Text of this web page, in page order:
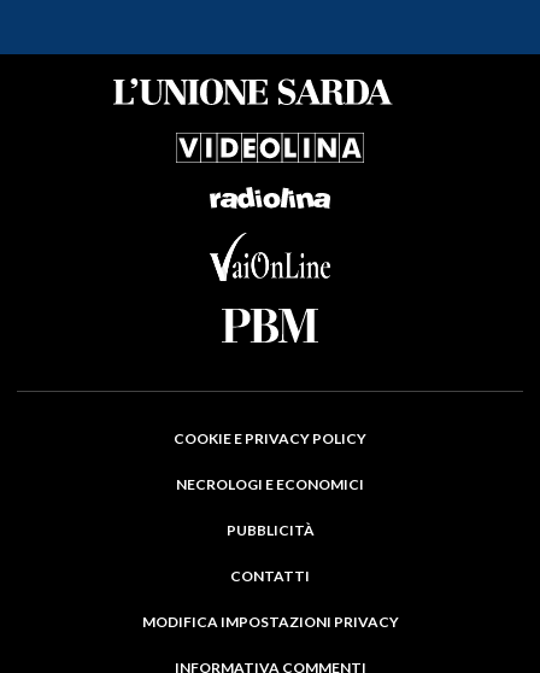
COOKIE E PRIVACY POLICY
NECROLOGI E ECONOMICI
PUBBLICITÀ
CONTATTI
MODIFICA IMPOSTAZIONI PRIVACY
INFORMATIVA COMMENTI